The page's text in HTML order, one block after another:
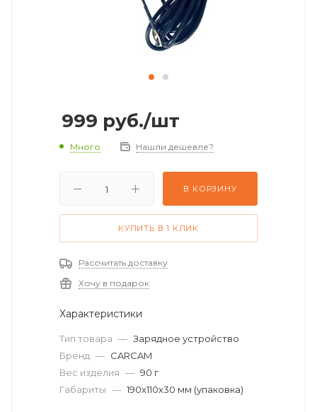
999 руб./шт
Много Нашли дешевле?
В КОРЗИНУ
КУПИТЬ В 1 КЛИК
Рассчитать доставку
Хочу в подарок
Характеристики
Тип товара — Зарядное устройство
Бренд — CARCAM
Вес изделия — 90 г
Габариты — 190х110х30 мм (упаковка)